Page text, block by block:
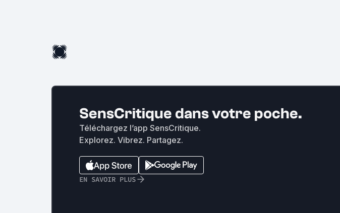
SensCritique dans votre poche.
Téléchargez l’app SensCritique.
Explorez. Vibrez. Partagez.
EN SAVOIR PLUS